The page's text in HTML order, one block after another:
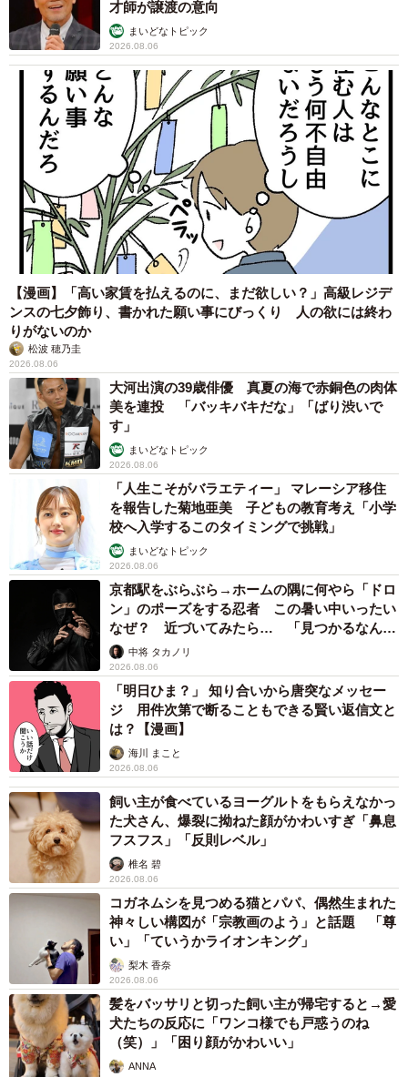
才師が譲渡の意向
まいどなトピック
2026.08.06
【漫画】「高い家賃を払えるのに、まだ欲しい？」高級レジデ
ンスの七夕飾り、書かれた願い事にびっくり 人の欲には終わ
りがないのか
松波 穂乃圭
2026.08.06
大河出演の39歳俳優 真夏の海で赤銅色の肉体
美を連投 「バッキバキだな」「ばり渋いで
す」
まいどなトピック
2026.08.06
「人生こそがバラエティー」 マレーシア移住
を報告した菊地亜美 子どもの教育考え「小学
校へ入学するこのタイミングで挑戦」
まいどなトピック
2026.08.06
京都駅をぶらぶら→ホームの隅に何やら「ドロ
ン」のポーズをする忍者 この暑い中いったい
なぜ？ 近づいてみたら… 「見つかるなんて
未熟」中将 タカノリ
2026.08.06
「明日ひま？」 知り合いから唐突なメッセー
ジ 用件次第で断ることもできる賢い返信文と
は？【漫画】
海川 まこと
2026.08.06
飼い主が食べているヨーグルトをもらえなかっ
た犬さん、爆裂に拗ねた顔がかわいすぎ「鼻息
フスフス」「反則レベル」
椎名 碧
2026.08.06
コガネムシを見つめる猫とパパ、偶然生まれた
神々しい構図が「宗教画のよう」と話題 「尊
い」「ていうかライオンキング」
梨木 香奈
2026.08.06
髪をバッサリと切った飼い主が帰宅すると→愛
犬たちの反応に「ワンコ様でも戸惑うのね
（笑）」「困り顔がかわいい」
ANNA